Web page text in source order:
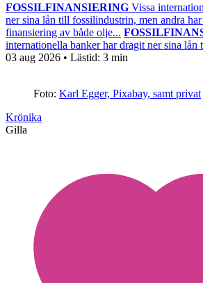
FOSSILFINANSIERING Vissa
ner sina lån till fossilindustrin, men andra
finansiering av både olje...
internationella banker har dragit ner sina lån
03 aug 2026 • Lästid: 3 min
Foto: Karl Egger, Pixabay, samt privat
Krönika
Gilla